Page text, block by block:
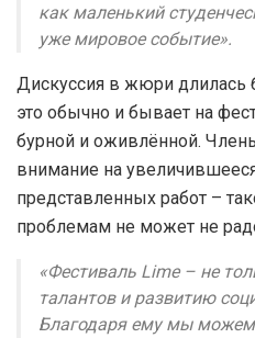
как маленький
уже мировое событие».
Дискуссия в жюри длилась
это обычно и бывает на
бурной и оживлённой.
внимание на
представленных работ –
проблемам не может не
«Фестиваль Lime – не
талантов и развитию
Благодаря ему мы